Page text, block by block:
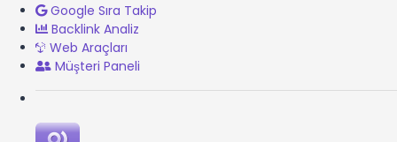
Google Sıra Takip
Backlink Analiz
Web Araçları
Müşteri Paneli